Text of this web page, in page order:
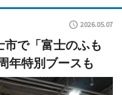
2026.05.07
で「富士のふも
年特別ブースも